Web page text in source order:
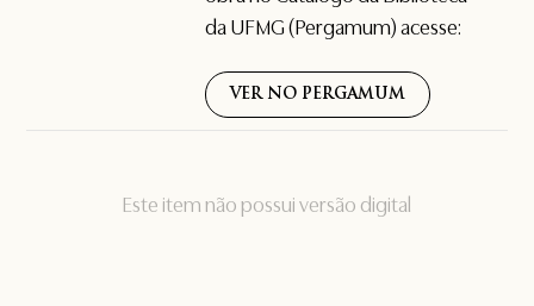
Este item não possui versão digital
da UFMG (Pergamum) acesse:
VER NO PERGAMUM